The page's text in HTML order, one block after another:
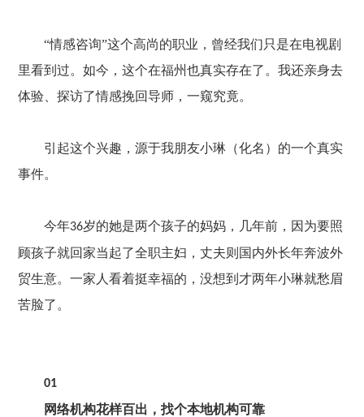
“情感咨询”这个高尚的职业，曾经我们只是在电视剧
里看到过。如今，这个在福州也真实存在了。我还亲身去
体验、探访了情感挽回导师，一窥究竟。
引起这个兴趣，源于我朋友小琳（化名）的一个真实
事件。
今年36岁的她是两个孩子的妈妈，几年前，因为要照
顾孩子就回家当起了全职主妇，丈夫则国内外长年奔波外
贸生意。一家人看着挺幸福的，没想到才两年小琳就愁眉
苦脸了。
01
网络机构花样百出，找个本地机构可靠